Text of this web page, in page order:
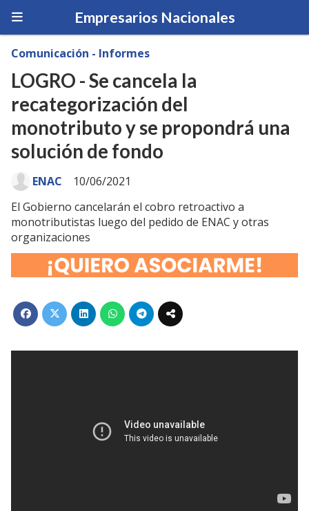
Empresarios Nacionales
LOGRO - Se cancela la
recategorización del
monotributo y se propondrá una
solución de fondo
El Gobierno cancelarán el cobro retroactivo a
monotributistas luego del pedido de ENAC y otras
organizaciones
Comunicación - Informes
10/06/2021
ENAC